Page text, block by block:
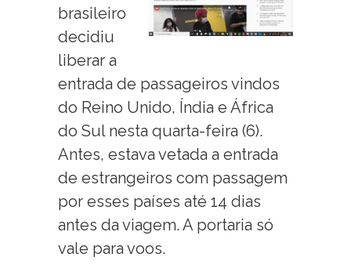
brasileiro
decidiu
liberar a
entrada de passageiros vindos
do Reino Unido, Índia e África
do Sul nesta quarta-feira (6).
Antes, estava vetada a entrada
de estrangeiros com passagem
por esses países até 14 dias
antes da viagem. A portaria só
vale para voos.